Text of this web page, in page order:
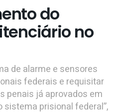
do
no
de alarme e sensores
federais e requisitar
penais já aprovados em
prisional federal”,